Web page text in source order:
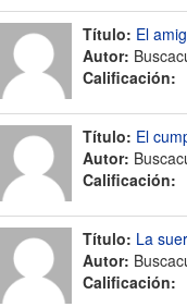
Título: El
Autor:
Calificación:
Título: El
Autor:
Calificación:
Título: La
Autor:
Calificación: